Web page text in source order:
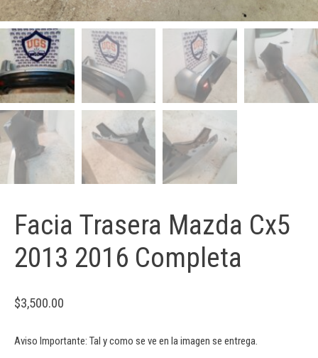
Facia Trasera Mazda Cx5
2013 2016 Completa
$3,500.00
Aviso Importante: Tal y como se ve en la imagen se entrega.